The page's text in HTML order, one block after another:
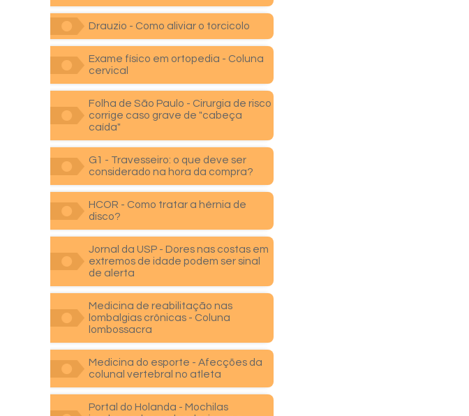
Drauzio - Como aliviar o torcicolo
Exame físico em ortopedia - Coluna
cervical
Folha de São Paulo - Cirurgia de risco
corrige caso grave de "cabeça
caída"
G1 - Travesseiro: o que deve ser
considerado na hora da compra?
HCOR - Como tratar a hérnia de
disco?
Jornal da USP - Dores nas costas em
extremos de idade podem ser sinal
de alerta
Medicina de reabilitação nas
lombalgias crônicas - Coluna
lombossacra
Medicina do esporte - Afecções da
colunal vertebral no atleta
Portal do Holanda - Mochilas